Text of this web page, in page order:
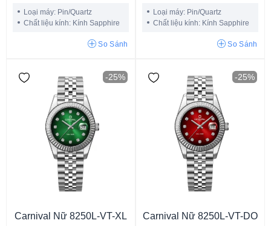
100atm
Kim (Analog) Điện tử (Digital) Kim - điện tử
Loại máy: Pin/Quartz
Chất liệu kính: Kính Sapphire
So Sánh
Loại máy: Pin/Quartz
Chất liệu kính: Kính Sapphire
So Sánh
-25%
Carnival Nữ 8250L-VT-XL
-25%
Carnival Nữ 8250L-VT-DO